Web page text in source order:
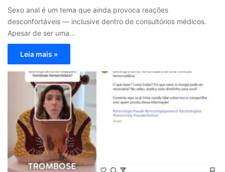
Sexo anal é um tema que ainda provoca reações
desconfortáveis — inclusive dentro de consultórios médicos.
Apesar de ser uma…
Leia mais »